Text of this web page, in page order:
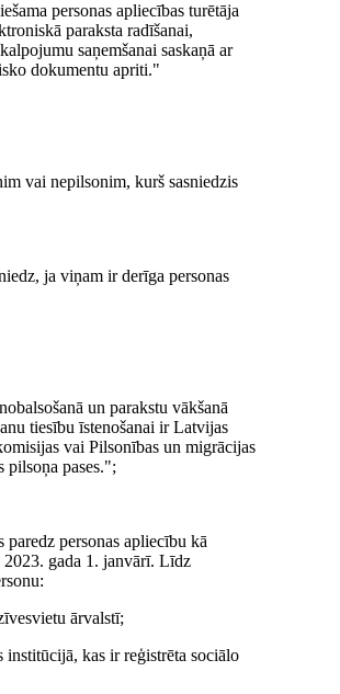
personas apliecības turētāja
paraksta radīšanai,
saņemšanai saskaņā ar
dokumentu apriti."
vai nepilsonim, kurš sasniedzis
ja viņam ir derīga personas
un parakstu vākšanā
tiesību īstenošanai ir Latvijas
vai Pilsonības un migrācijas
pilsoņa pases.";
personas apliecību kā
2023. gada 1. janvārī. Līdz
ārvalstī;
institūcijā, kas ir reģistrēta sociālo